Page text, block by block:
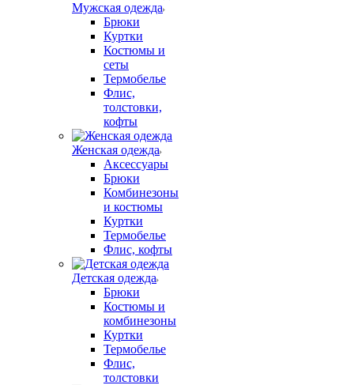
Мужская одежда
Брюки
Куртки
Костюмы и
сеты
Термобелье
Флис,
толстовки,
кофты
Женская одежда
Аксессуары
Брюки
Комбинезоны
и костюмы
Куртки
Термобелье
Флис, кофты
Детская одежда
Брюки
Костюмы и
комбинезоны
Куртки
Термобелье
Флис,
толстовки